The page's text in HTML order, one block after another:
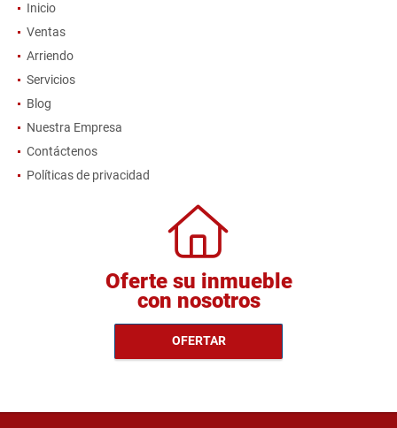
Inicio
Ventas
Arriendo
Servicios
Blog
Nuestra Empresa
Contáctenos
Políticas de privacidad
Oferte su inmueble
con nosotros
OFERTAR